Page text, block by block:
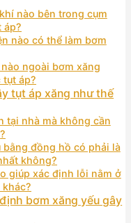
nào bên trong cụm
áp?
nào có thể làm bơm
ngoài bơm xăng
tụt áp?
tụt áp xăng như thế
tại nhà mà không cần
đồng hồ có phải là
không?
giúp xác định lỗi nằm ở
bơm xăng yếu gây